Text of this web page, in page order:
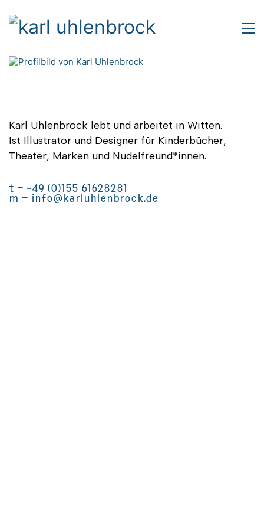
Karl Uhlenbrock lebt und arbeitet in Witten.
Ist Illustrator und Designer für Kinderbücher,
Theater, Marken und Nudelfreund*innen.
t – ‭+49 (0)155 61628281‬
m – info@karluhlenbrock.de